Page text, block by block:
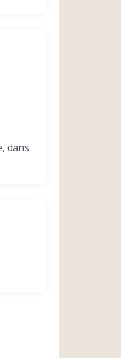
dans